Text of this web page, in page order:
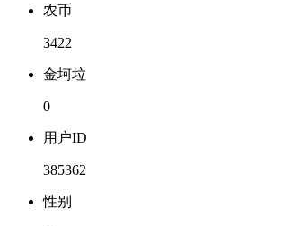
农币
3422
金坷垃
0
用户ID
385362
性别